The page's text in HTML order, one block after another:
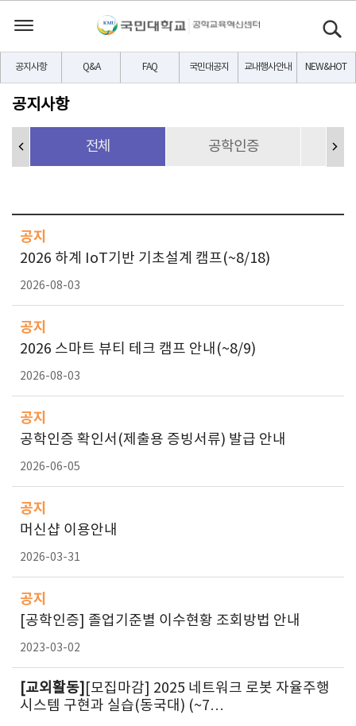
공지사항 Q&A FAQ 국민대공지 교내행사안내 NEW&HOT
공지사항
전체 공학인증
공지
2026 하계 IoT기반 기초설계 캠프(~8/18)
2026-08-03
공지
2026 스마트 뷰티 테크 캠프 안내(~8/9)
2026-08-03
공지
공학인증 확인서(제출용 증빙서류) 발급 안내
2026-06-05
공지
머신샵 이용안내
2026-03-31
공지
[공학인증] 졸업기준별 이수현황 조회방법 안내
2023-03-02
[교외활동] [모집마감] 2025 네트워크 로봇 자율주행
시스템 구현과 실습(동국대) (~7…